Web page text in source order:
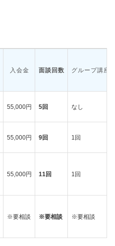
入会金 面談回数 グループ講座
55,000円 5回 なし
55,000円 9回 1回
55,000円 11回 1回
※要相談 ※要相談 ※要相談